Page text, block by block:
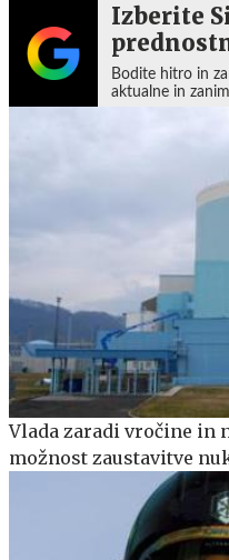
Izberite
Bodite hitro in
aktualne in
Vlada zaradi vročine in
možnost zaustavitve